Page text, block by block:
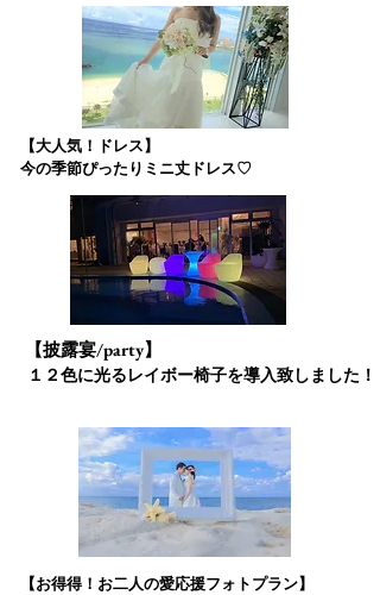
【大人気！ドレス】
今の季節ぴったりミニ丈ドレス♡
【お得得！お二人の愛応援フォトプラン】
【披露宴/party】
​ １２色に光るレイボー椅子を導入致しました！